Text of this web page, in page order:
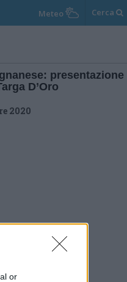
or
Meteo Cerca
presentazione
D’Oro
2020